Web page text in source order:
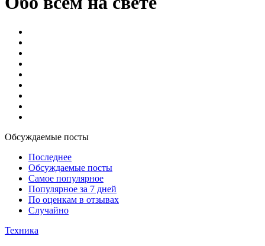
Обсуждаемые посты
Последнее
Обсуждаемые посты
Самое популярное
Популярное за 7 дней
По оценкам в отзывах
Случайно
Техника